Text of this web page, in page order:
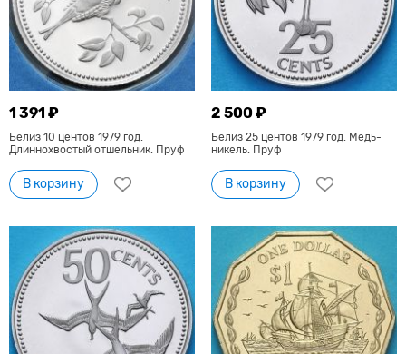
1 391 ₽
Белиз 10 центов 1979 год.
Длиннохвостый отшельник. Пруф
В корзину
2 500 ₽
Белиз 25 центов 1979 год. Медь-
никель. Пруф
В корзину